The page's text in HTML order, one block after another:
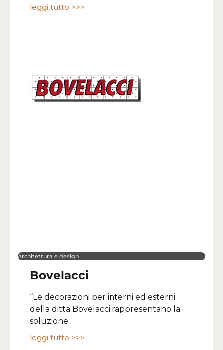
leggi tutto >>>
Architettura e design
Bovelacci
“Le decorazioni per interni ed esterni
della ditta Bovelacci rappresentano la
soluzione
leggi tutto >>>